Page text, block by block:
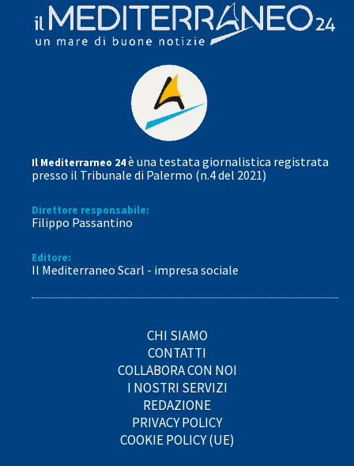
Il Mediterrarneo 24è una testata giornalistica registrata
presso il Tribunale di Palermo (n.4 del 2021)
Direttore responsabile:
Filippo Passantino
Editore:
Il Mediterraneo Scarl - impresa sociale
CHI SIAMO
CONTATTI
COLLABORA CON NOI
I NOSTRI SERVIZI
REDAZIONE
PRIVACY POLICY
COOKIE POLICY (UE)